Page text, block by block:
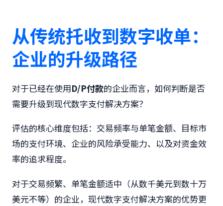
从传统托收到数字收单：
企业的升级路径
对于已经在使用D/P付款的企业而言，如何判断是否
需要升级到现代数字支付解决方案？
评估的核心维度包括：交易频率与单笔金额、目标市
场的支付环境、企业的风险承受能力、以及对资金效
率的追求程度。
对于交易频繁、单笔金额适中（从数千美元到数十万
美元不等）的企业，现代数字支付解决方案的优势更